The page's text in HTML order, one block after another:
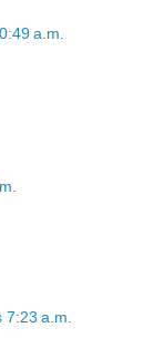
a.m.
7:23 a.m.